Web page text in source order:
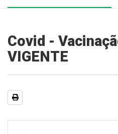
Covid -
VIGENTE